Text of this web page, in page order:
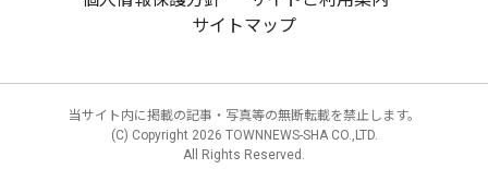
サイトマップ
当サイト内に掲載の記事・写真等の無断転載を禁止します。
(C) Copyright 2026 TOWNNEWS-SHA CO.,LTD.
All Rights Reserved.